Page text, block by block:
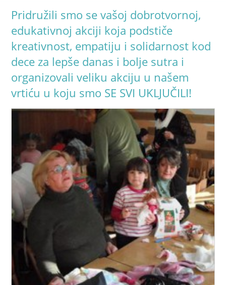
Pridružili smo se vašoj dobrotvornoj,
edukativnoj akciji koja podstiče
kreativnost, empatiju i solidarnost kod
dece za lepše danas i bolje sutra i
organizovali veliku akciju u našem
vrtiću u koju smo SE SVI UKLJUČILI!